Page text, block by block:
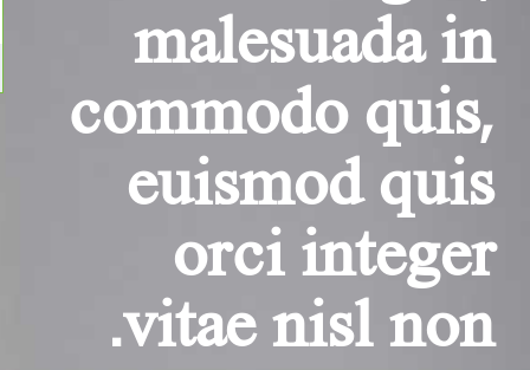
malesuada in
commodo quis,
euismod quis
orci integer
vitae nisl non.